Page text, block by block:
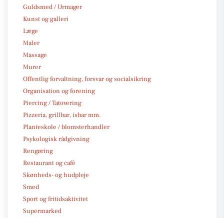
Guldsmed / Urmager
Kunst og galleri
Læge
Maler
Massage
Murer
Offentlig forvaltning, forsvar og socialsikring
Organisation og forening
Piercing / Tatovering
Pizzeria, grillbar, isbar mm.
Planteskole / blomsterhandler
Psykologisk rådgivning
Rengøring
Restaurant og café
Skønheds- og hudpleje
Smed
Sport og fritidsaktivitet
Supermarked